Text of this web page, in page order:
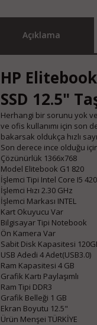
Açıklama
HP
SSD 12.5"
Herhangi bir sorunu yok
ve ofis kullanımı için son
bakarsak oldukça hızlı
Son derece ince olduğu
Çözünürlük 1366x768
Model Elitebook G1 820
İşlemci Tipi Intel Core I5
İşlemci Hızı 2.30 GHz
İşlemci Markası INTEL
Kart Okuyucu Var
Bilgisayar Tipi Notebook
Ön Kamera Var
Sabit Disk Kapasitesi
USB Adedi 4 Adet(USB3.0)
Ram Kapasitesi 4 GB
Grafik Kartı Paylaşımlı
Ram Tipi DDR3
Grafik Belleği 1 GB
Ekran Boyutu 12.5"
Ürün Menşei TÜRKİYE